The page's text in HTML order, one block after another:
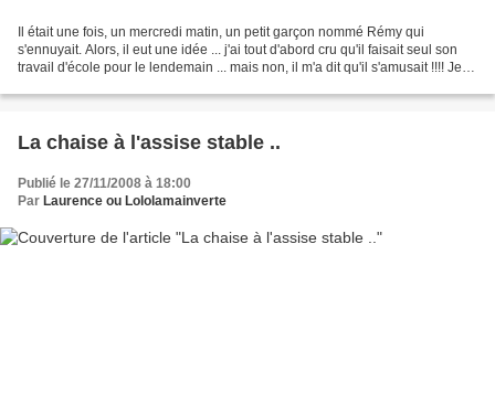
Il était une fois, un mercredi matin, un petit garçon nommé Rémy qui
s'ennuyait. Alors, il eut une idée ... j'ai tout d'abord cru qu'il faisait seul son
travail d'école pour le lendemain ... mais non, il m'a dit qu'il s'amusait !!!! Je
La chaise à l'assise stable ..
Publié le 27/11/2008 à 18:00
Par Laurence ou Lololamainverte